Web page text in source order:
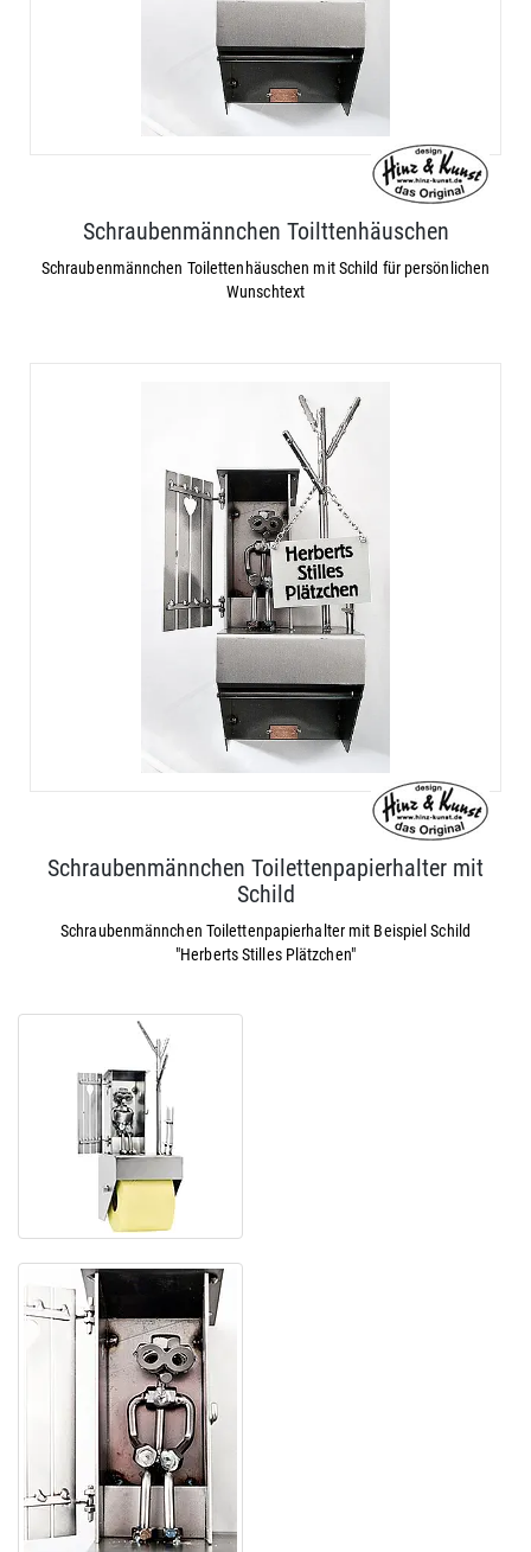
Schraubenmännchen Toilttenhäuschen
Schraubenmännchen Toilettenhäuschen mit Schild für persönlichen
Wunschtext
Schraubenmännchen Toilettenpapierhalter mit
Schild
Schraubenmännchen Toilettenpapierhalter mit Beispiel Schild
"Herberts Stilles Plätzchen"